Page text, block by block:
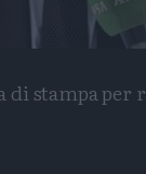
stampa per